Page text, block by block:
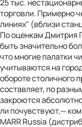
25 тыс.
торговли. Примерно
линиях" (вблизи
По оценкам Дмитрия
быть значительно
что многие палатки
учитываются на
обороте столичного
составляет, по
закроются
ли почувствуют,—
MARR Russia